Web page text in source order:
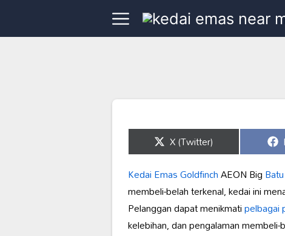
Share
on
X (Twitter)
Kedai Emas GoldfinchAEON Big
membeli-belah terkenal, kedai ini
Pelanggan dapat menikmatipelbagai
kelebihan, dan pengalaman